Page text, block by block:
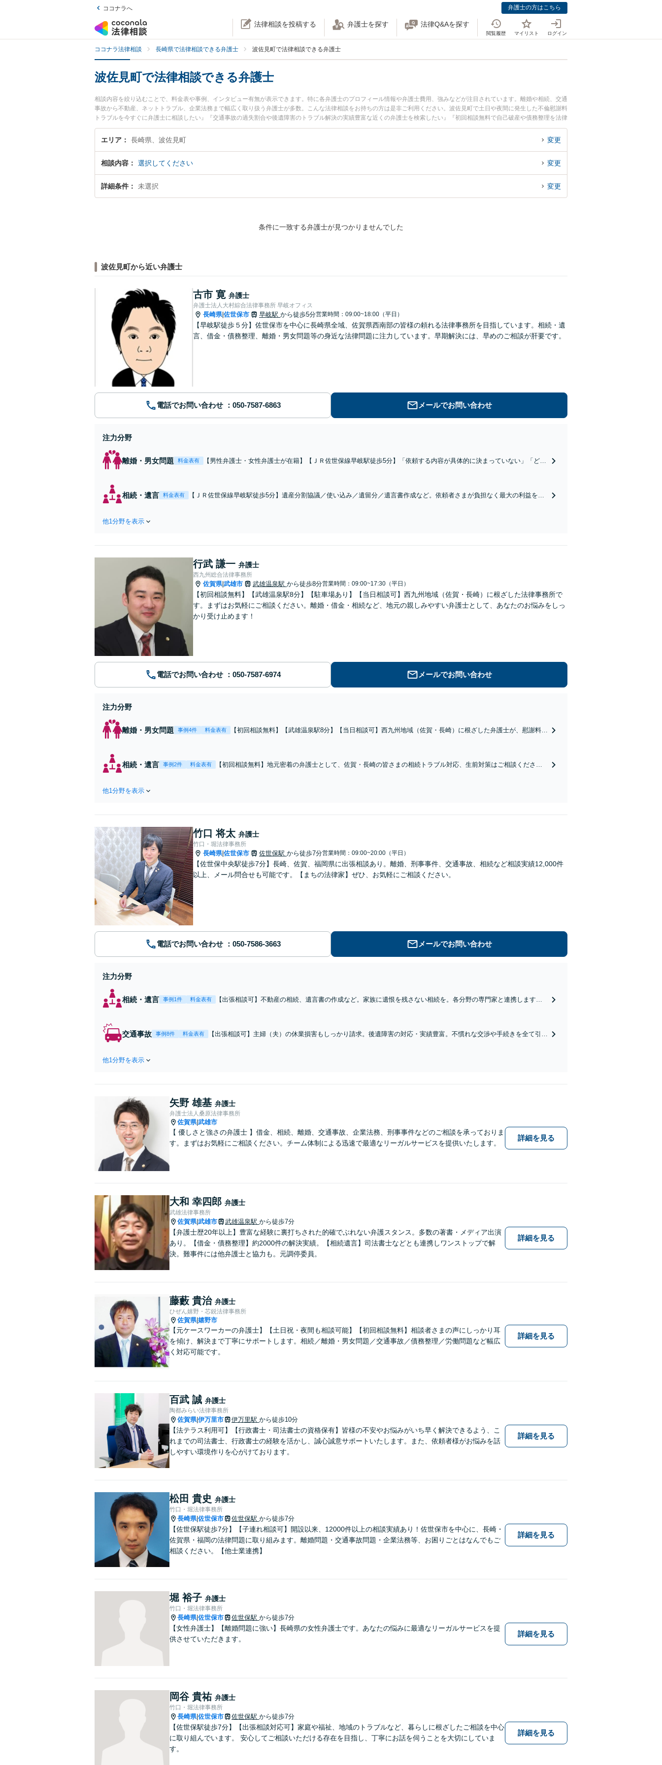
ココナラへ 弁護士の方はこちら
法律相談を投稿する 弁護士を探す 法律Q&Aを探す
閲覧履歴 マイリスト ログイン
ココナラ法律相談 長崎県で法律相談できる弁護士 波佐見町で法律相談できる弁護士
波佐見町で法律相談できる弁護士
相談内容を絞り込むことで、料金表や事例、インタビュー有無が表示できます。特に各弁護士のプロフィール情報や弁護士費用、強みなどが注目されています。離婚や相続、交通
事故から不動産、ネットトラブル、企業法務まで幅広く取り扱う弁護士が多数。こんな法律相談をお持ちの方は是非ご利用ください。波佐見町で土日や夜間に発生した不倫慰謝料
トラブルを今すぐに弁護士に相談したい』『交通事故の過失割合や後遺障害のトラブル解決の実績豊富な近くの弁護士を検索したい』『初回相談無料で自己破産や債務整理を法律
相談できる波佐見町内の弁護士に相談予約したい』などでお困りの相談者さんにおすすめです。
エリア 長崎県、波佐見町 変更
相談内容 選択してください 変更
詳細条件 未選択 変更
条件に一致する弁護士が見つかりませんでした
波佐見町から近い弁護士
古市 寛 弁護士
弁護士法人大村綜合法律事務所 早岐オフィス
長崎県|佐世保市 早岐駅 から徒歩5分営業時間：09:00~18:00（平日）
【早岐駅徒歩５分】佐世保市を中心に長崎県全域、佐賀県西南部の皆様の頼れる法律事務所を目指しています。相続・遺
言、借金・債務整理、離婚・男女問題等の身近な法律問題に注力しています。早期解決には、早めのご相談が肝要です。
電話でお問い合わせ メールでお問い合わせ
注力分野
離婚・男女問題 料金表有
【男性弁護士・女性弁護士が在籍】【ＪＲ佐世保線早岐駅徒歩5分】「依頼する内容が具体的に決まっていない」「どう
相続・遺言 料金表有
【ＪＲ佐世保線早岐駅徒歩5分】遺産分割協議／使い込み／遺留分／遺言書作成など。依頼者さまが負担なく最大の利益を得
他1分野を表示
行武 謙一 弁護士
西九州総合法律事務所
佐賀県|武雄市 武雄温泉駅 から徒歩8分営業時間：09:00~17:30（平日）
【初回相談無料】【武雄温泉駅8分】【駐車場あり】【当日相談可】西九州地域（佐賀・長崎）に根ざした法律事務所で
す。まずはお気軽にご相談ください。離婚・借金・相続など、地元の親しみやすい弁護士として、あなたのお悩みをしっ
かり受け止めます！
電話でお問い合わせ メールでお問い合わせ
注力分野
離婚・男女問題 事例4件 料金表有
【初回相談無料】【武雄温泉駅8分】【当日相談可】西九州地域（佐賀・長崎）に根ざした弁護士が、慰謝料・
相続・遺言 事例2件 料金表有
【初回相談無料】地元密着の弁護士として、佐賀・長崎の皆さまの相続トラブル対応、生前対策はご相談くださ
他1分野を表示
竹口 将太 弁護士
竹口・堀法律事務所
長崎県|佐世保市 佐世保駅 から徒歩7分営業時間：09:00~20:00（平日）
【佐世保中央駅徒歩7分】長崎、佐賀、福岡県に出張相談あり。離婚、刑事事件、交通事故、相続など相談実績12,000件
以上、メール問合せも可能です。【まちの法律家】ぜひ、お気軽にご相談ください。
電話でお問い合わせ メールでお問い合わせ
注力分野
相続・遺言 事例1件 料金表有
【出張相談可】不動産の相続、遺言書の作成など。家族に遺恨を残さない相続を。各分野の専門家と連携します。
交通事故 事例8件 料金表有
【出張相談可】主婦（夫）の休業損害もしっかり請求。後遺障害の対応・実績豊富。不慣れな交渉や手続きを全て引き
他1分野を表示
矢野 雄基 弁護士
弁護士法人桑原法律事務所
佐賀県|武雄市
【 優しさと強さの弁護士 】借金、相続、離婚、交通事故、企業法務、刑事事件などのご相談を承っておりま
す。まずはお気軽にご相談ください。チーム体制による迅速で最適なリーガルサービスを提供いたします。
詳細を見る
大和 幸四郎 弁護士
武雄法律事務所
佐賀県|武雄市 武雄温泉駅 から徒歩7分
【弁護士歴20年以上】豊富な経験に裏打ちされた的確でぶれない弁護スタンス。多数の著書・メディア出演
あり。【借金・債務整理】約2000件の解決実績。【相続遺言】司法書士などとも連携しワンストップで解
決。難事件には他弁護士と協力も。元調停委員。
詳細を見る
藤藪 貴治 弁護士
ひぜん嬉野・芯鋭法律事務所
佐賀県|嬉野市
【元ケースワーカーの弁護士】【土日祝・夜間も相談可能】【初回相談無料】相談者さまの声にしっかり耳
を傾け、解決まで丁寧にサポートします。相続／離婚・男女問題／交通事故／債務整理／労働問題など幅広
く対応可能です。
詳細を見る
百武 誠 弁護士
陶都みらい法律事務所
佐賀県|伊万里市 伊万里駅 から徒歩10分
【法テラス利用可】【行政書士・司法書士の資格保有】皆様の不安やお悩みがいち早く解決できるよう、こ
れまでの司法書士、行政書士の経験を活かし、誠心誠意サポートいたします。また、依頼者様がお悩みを話
しやすい環境作りを心がけております。
詳細を見る
松田 貴史 弁護士
竹口・堀法律事務所
長崎県|佐世保市 佐世保駅 から徒歩7分
【佐世保駅徒歩7分】【子連れ相談可】開設以来、12000件以上の相談実績あり！佐世保市を中心に、長崎・
佐賀県・福岡の法律問題に取り組みます。離婚問題・交通事故問題・企業法務等、お困りごとはなんでもご
相談ください。【他士業連携】
詳細を見る
堀 裕子 弁護士
竹口・堀法律事務所
長崎県|佐世保市 佐世保駅 から徒歩7分
【女性弁護士】【離婚問題に強い】長崎県の女性弁護士です。あなたの悩みに最適なリーガルサービスを提
供させていただきます。
詳細を見る
岡谷 貴祐 弁護士
竹口・堀法律事務所
長崎県|佐世保市 佐世保駅 から徒歩7分
【佐世保駅徒歩7分】【出張相談対応可】家庭や福祉、地域のトラブルなど、暮らしに根ざしたご相談を中心
に取り組んでいます。 安心してご相談いただける存在を目指し、丁寧にお話を伺うことを大切にしていま
す。
詳細を見る